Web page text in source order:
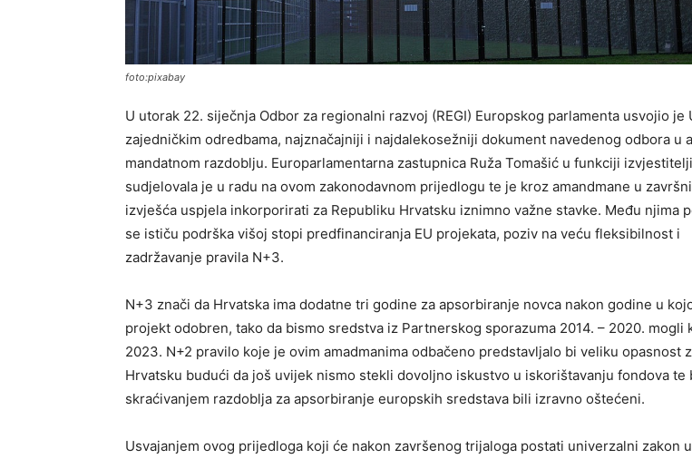
foto:pixabay
U utorak 22. siječnja Odbor za regionalni razvoj (REGI) Europskog parlamenta usvojio je
zajedničkim odredbama, najznačajniji i najdalekosežniji dokument navedenog odbora u
mandatnom razdoblju. Europarlamentarna zastupnica Ruža Tomašić u funkciji
sudjelovala je u radu na ovom zakonodavnom prijedlogu te je kroz amandmane u
izvješća uspjela inkorporirati za Republiku Hrvatsku iznimno važne stavke. Među njima
se ističu podrška višoj stopi predfinanciranja EU projekata, poziv na veću fleksibilnost i
zadržavanje pravila N+3.
N+3 znači da Hrvatska ima dodatne tri godine za apsorbiranje novca nakon godine u
projekt odobren, tako da bismo sredstva iz Partnerskog sporazuma 2014. – 2020. mogli
2023. N+2 pravilo koje je ovim amadmanima odbačeno predstavljalo bi veliku opasnost
Hrvatsku budući da još uvijek nismo stekli dovoljno iskustvo u iskorištavanju fondova te
skraćivanjem razdoblja za apsorbiranje europskih sredstava bili izravno oštećeni.
Usvajanjem ovog prijedloga koji će nakon završenog trijaloga postati univerzalni zakon